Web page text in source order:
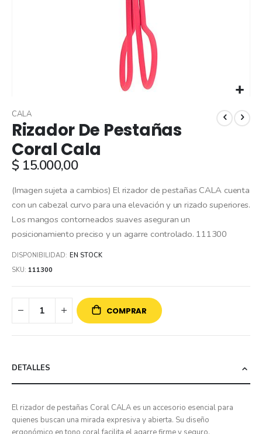
to
the
beginning
of
the
gallery
Rizador De Pestañas
Coral Cala
CALA
$ 15.000,00
(Imagen sujeta a cambios) El rizador de pestañas CALA cuenta
con un cabezal curvo para una elevación y un rizado superiores.
Los mangos contorneados suaves aseguran un
posicionamiento preciso y un agarre controlado. 111300
DISPONIBILIDAD: EN STOCK
SKU 111300
COMPRAR
DETALLES
El rizador de pestañas Coral CALA es un accesorio esencial para
quienes buscan una mirada expresiva y abierta. Su diseño